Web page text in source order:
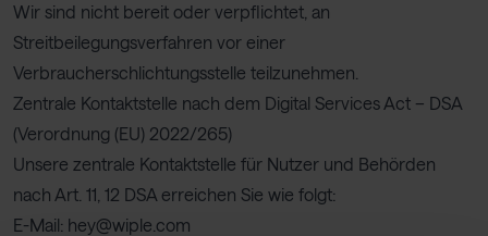
Wir sind nicht bereit oder verpflichtet, an
Streitbeilegungsverfahren vor einer
Verbraucherschlichtungsstelle teilzunehmen.
Zentrale Kontaktstelle nach dem Digital Services Act – DSA
(Verordnung (EU) 2022/265)
Unsere zentrale Kontaktstelle für Nutzer und Behörden
nach Art. 11, 12 DSA erreichen Sie wie folgt:
E-Mail: hey@wiple.com